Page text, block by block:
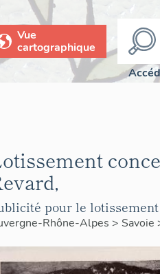
Vue
cartographique
pour le
Rhône-Alpes > Savoie